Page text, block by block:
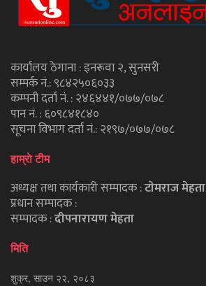
कार्यालय ठेगाना : इनरूवा २, सुनसरी
सम्पर्क नं.: ९८४२५०६०३३
कम्पनी दर्ता नं. : २४६४४१/०७७/०७८
पान नं. : ६०९८४१८४०
सूचना विभाग दर्ता नं.: २१९७/०७७/०७८
हाम्राे टीम
अध्यक्ष तथा कार्यकारी सम्पादक :टाेमराज मेहता
प्रधान सम्पादक :
सम्पादक :दीपनारायण मेहता
मिति
शुक्र, साउन २२, २०८३